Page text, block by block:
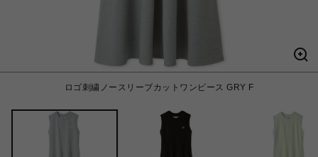
ロゴ刺繍ノースリーブカットワンピース GRY F